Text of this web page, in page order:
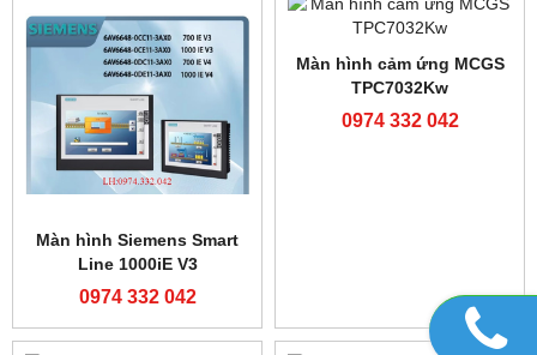
Cảm biến siêu âm JULONG
PS-400S
0974 332 042
Cảm biến Panasonic LX-
101
0974 332 042